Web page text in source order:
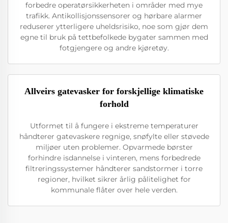
forbedre operatørsikkerheten i områder med mye
trafikk. Antikollisjonssensorer og hørbare alarmer
reduserer ytterligere uheldsrisiko, noe som gjør dem
egne til bruk på tettbefolkede bygater sammen med
fotgjengere og andre kjøretøy.
Allveirs gatevasker for forskjellige klimatiske
forhold
Utformet til å fungere i ekstreme temperaturer
håndterer gatevaskere regnige, snøfylte eller støvede
miljøer uten problemer. Opvarmede børster
forhindre isdannelse i vinteren, mens forbedrede
filtreringssystemer håndterer sandstormer i torre
regioner, hvilket sikrer årlig pålitelighet for
kommunale flåter over hele verden.